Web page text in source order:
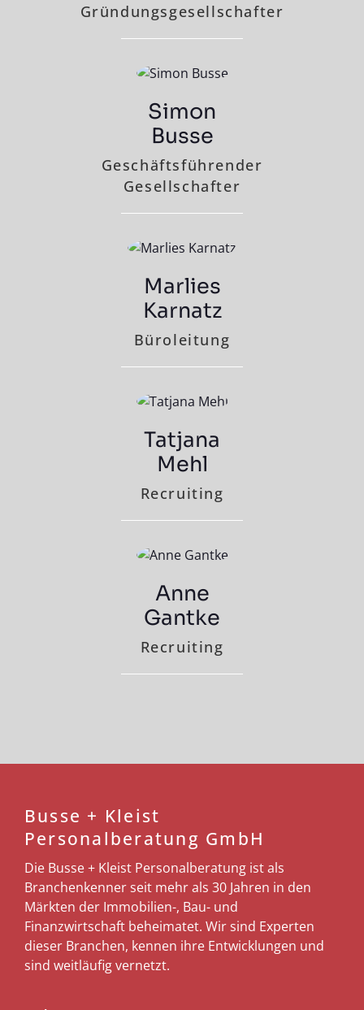
Gründungs­gesell­schafter
Simon
Busse
Geschäfts­führender
Gesell­schafter
Marlies
Karnatz
Büro­leitung
Tatjana
Mehl
Recruiting
Anne
Gantke
Recruiting
Busse + Kleist
Personalberatung GmbH
Die Busse + Kleist Personalberatung ist als
Branchenkenner seit mehr als 30 Jahren in den
Märkten der Immobilien-, Bau- und
Finanzwirtschaft beheimatet. Wir sind Experten
dieser Branchen, kennen ihre Entwicklungen und
sind weitläufig vernetzt.